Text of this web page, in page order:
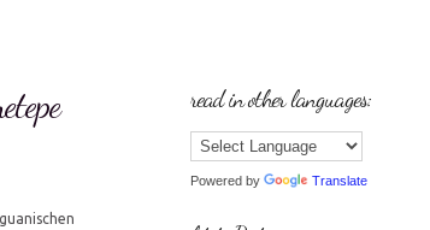
read in other languages:
Powered by Translate